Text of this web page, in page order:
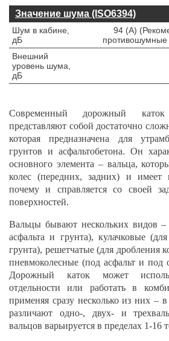
Значение шума (ISO6394)
Шум в кабине,
дБ
94 (A)
противошумные
Внешний
уровень шума,
дБ
Современный дорожный
представляют собой достаточно
которая предназначена для
грунтов и асфальтобетона. Он
основного элемента – вальца,
колес (передних, задних) и имеет
почему и справляется со своей
поверхностей.
Вальцы бывают нескольких видов –
асфальта и грунта), кулачковые
грунта), решетчатые (для дробления
пневмоколесные (под асфальт и под
Дорожный каток может
отдельности или работать в
применяя сразу несколько из них –
различают одно-, двух- и
вальцов варьируется в пределах 1-16